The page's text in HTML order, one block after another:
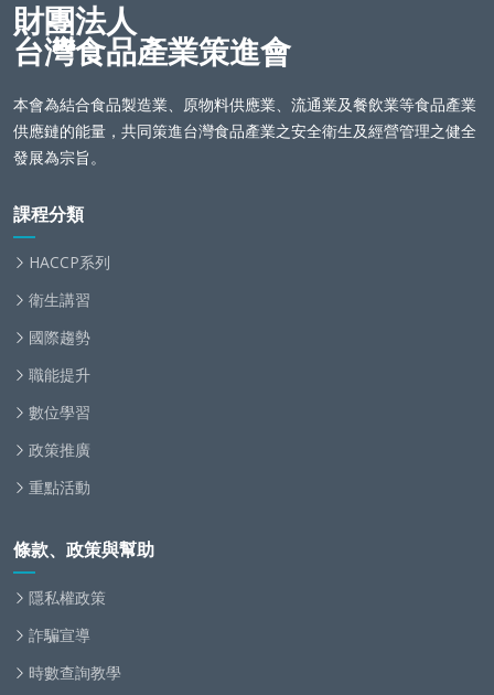
財團法人
台灣食品產業策進會
本會為結合食品製造業、原物料供應業、流通業及餐飲業等食品產業
供應鏈的能量，共同策進台灣食品產業之安全衛生及經營管理之健全
發展為宗旨。
課程分類
HACCP系列
衛生講習
國際趨勢
職能提升
數位學習
政策推廣
重點活動
條款、政策與幫助
隱私權政策
詐騙宣導
時數查詢教學